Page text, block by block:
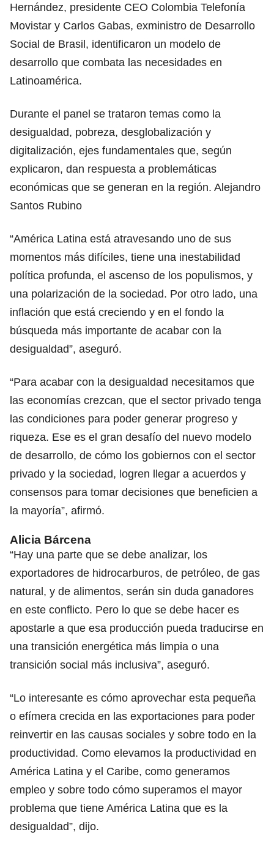
Hernández, presidente CEO Colombia Telefonía
Movistar y Carlos Gabas, exministro de Desarrollo
Social de Brasil, identificaron un modelo de
desarrollo que combata las necesidades en
Latinoamérica.
Durante el panel se trataron temas como la
desigualdad, pobreza, desglobalización y
digitalización, ejes fundamentales que, según
explicaron, dan respuesta a problemáticas
económicas que se generan en la región. Alejandro
Santos Rubino
“América Latina está atravesando uno de sus
momentos más difíciles, tiene una inestabilidad
política profunda, el ascenso de los populismos, y
una polarización de la sociedad. Por otro lado, una
inflación que está creciendo y en el fondo la
búsqueda más importante de acabar con la
desigualdad”, aseguró.
“Para acabar con la desigualdad necesitamos que
las economías crezcan, que el sector privado tenga
las condiciones para poder generar progreso y
riqueza. Ese es el gran desafío del nuevo modelo
de desarrollo, de cómo los gobiernos con el sector
privado y la sociedad, logren llegar a acuerdos y
consensos para tomar decisiones que beneficien a
la mayoría”, afirmó.
Alicia Bárcena
“Hay una parte que se debe analizar, los
exportadores de hidrocarburos, de petróleo, de gas
natural, y de alimentos, serán sin duda ganadores
en este conflicto. Pero lo que se debe hacer es
apostarle a que esa producción pueda traducirse en
una transición energética más limpia o una
transición social más inclusiva”, aseguró.
“Lo interesante es cómo aprovechar esta pequeña
o efímera crecida en las exportaciones para poder
reinvertir en las causas sociales y sobre todo en la
productividad. Como elevamos la productividad en
América Latina y el Caribe, como generamos
empleo y sobre todo cómo superamos el mayor
problema que tiene América Latina que es la
desigualdad”, dijo.